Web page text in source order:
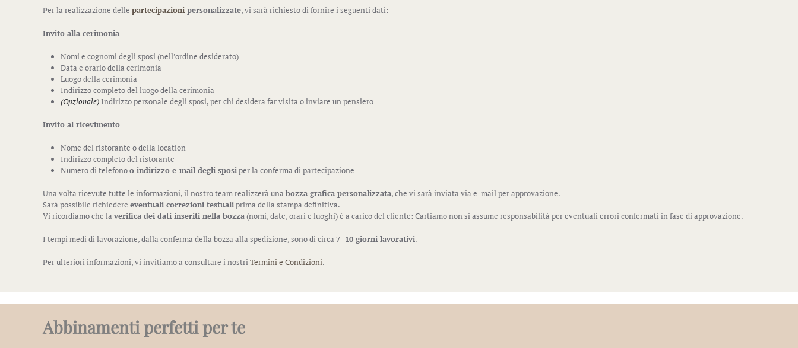
Per la realizzazione delle partecipazioni personalizzate, vi sarà richiesto di fornire i seguenti dati:
Invito alla cerimonia
Nomi e cognomi degli sposi (nell’ordine desiderato)
Data e orario della cerimonia
Luogo della cerimonia
Indirizzo completo del luogo della cerimonia
(Opzionale) Indirizzo personale degli sposi, per chi desidera far visita o inviare un pensiero
Invito al ricevimento
Nome del ristorante o della location
Indirizzo completo del ristorante
Numero di telefonoo indirizzo e-mail degli sposiper la conferma di partecipazione
Una volta ricevute tutte le informazioni, il nostro team realizzerà una bozza grafica personalizzata, che vi sarà inviata via e-mail per approvazione.
Sarà possibile richiedere eventuali correzioni testualiprima della stampa definitiva.
Vi ricordiamo che la verifica dei dati inseriti nella bozza(nomi, date, orari e luoghi) è a carico del cliente: Cartiamo non si assume responsabilità per eventuali errori confermati in fase di approvazione.
I tempi medi di lavorazione, dalla conferma della bozza alla spedizione, sono di circa 7–10 giorni lavorativi.
Per ulteriori informazioni, vi invitiamo a consultare i nostriTermini e Condizioni.
Abbinamenti perfetti per te